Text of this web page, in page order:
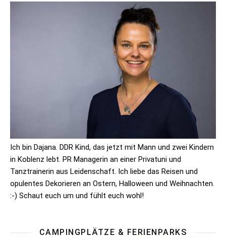
Ich bin Dajana. DDR Kind, das jetzt mit Mann und zwei Kindern
in Koblenz lebt. PR Managerin an einer Privatuni und
Tanztrainerin aus Leidenschaft. Ich liebe das Reisen und
opulentes Dekorieren an Ostern, Halloween und Weihnachten.
:-) Schaut euch um und fühlt euch wohl!
CAMPINGPLÄTZE & FERIENPARKS